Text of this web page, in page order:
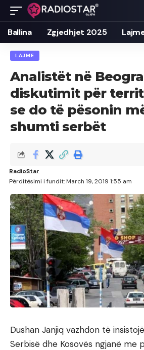
Ballina Zgjedhjet 2025
LAJME
Analistët në
diskutimit për
se do të pësonin
shumti serbët
Përditësimi i fundit: March 19, 2019 1:55 am
RadioStar
Dushan Janjiq vazhdon të
Serbisë dhe Kosovës ngjanë me